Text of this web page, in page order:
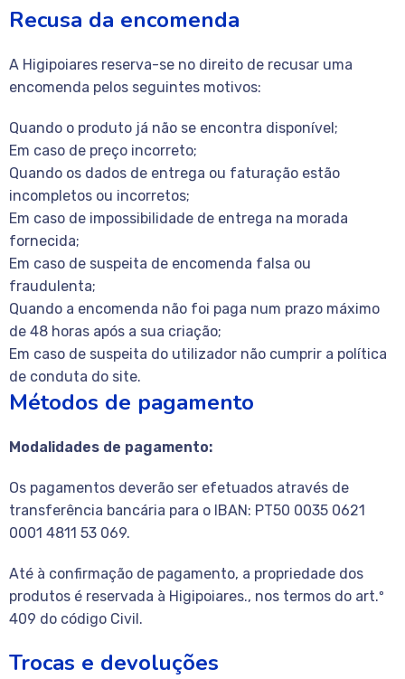
Recusa da encomenda
A Higipoiares reserva-se no direito de recusar uma
encomenda pelos seguintes motivos:
Quando o produto já não se encontra disponível;
Em caso de preço incorreto;
Quando os dados de entrega ou faturação estão
incompletos ou incorretos;
Em caso de impossibilidade de entrega na morada
fornecida;
Em caso de suspeita de encomenda falsa ou
fraudulenta;
Quando a encomenda não foi paga num prazo máximo
de 48 horas após a sua criação;
Em caso de suspeita do utilizador não cumprir a política
de conduta do site.
Métodos de pagamento
Modalidades de pagamento:
Os pagamentos deverão ser efetuados através de
transferência bancária para o IBAN: PT50 0035 0621
0001 4811 53 069.
Até à confirmação de pagamento, a propriedade dos
produtos é reservada à Higipoiares., nos termos do art.º
409 do código Civil.
Trocas e devoluções